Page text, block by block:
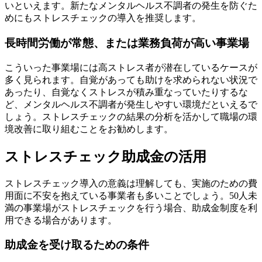
いといえます。新たなメンタルヘルス不調者の発生を防ぐた
めにもストレスチェックの導入を推奨します。
長時間労働が常態、または業務負荷が高い事業場
こういった事業場には高ストレス者が潜在しているケースが
多く見られます。自覚があっても助けを求められない状況で
あったり、自覚なくストレスが積み重なっていたりするな
ど、メンタルヘルス不調者が発生しやすい環境だといえるで
しょう。ストレスチェックの結果の分析を活かして職場の環
境改善に取り組むことをお勧めします。
ストレスチェック助成金の活用
ストレスチェック導入の意義は理解しても、実施のための費
用面に不安を抱えている事業者も多いことでしょう。50人未
満の事業場がストレスチェックを行う場合、助成金制度を利
用できる場合があります。
助成金を受け取るための条件